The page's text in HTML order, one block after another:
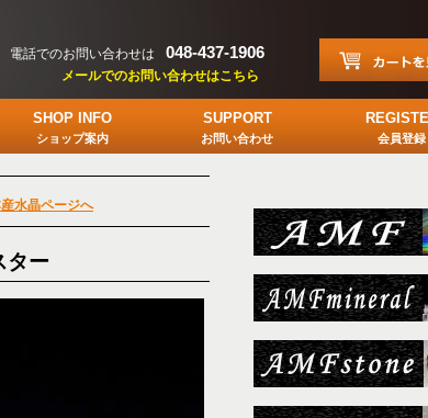
電話でのお問い合わせは 048-437-1906
メールでのお問い合わせはこちら
産水晶ページへ
ター
SHOP INFO
ショップ案内
SUPPORT
お問い合わせ 会員登録